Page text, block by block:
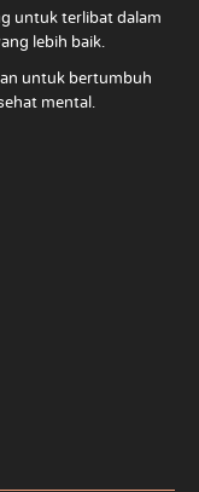
untuk terlibat dalam
lebih baik.
untuk bertumbuh
mental.